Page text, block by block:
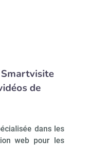
de
dans les
web pour les